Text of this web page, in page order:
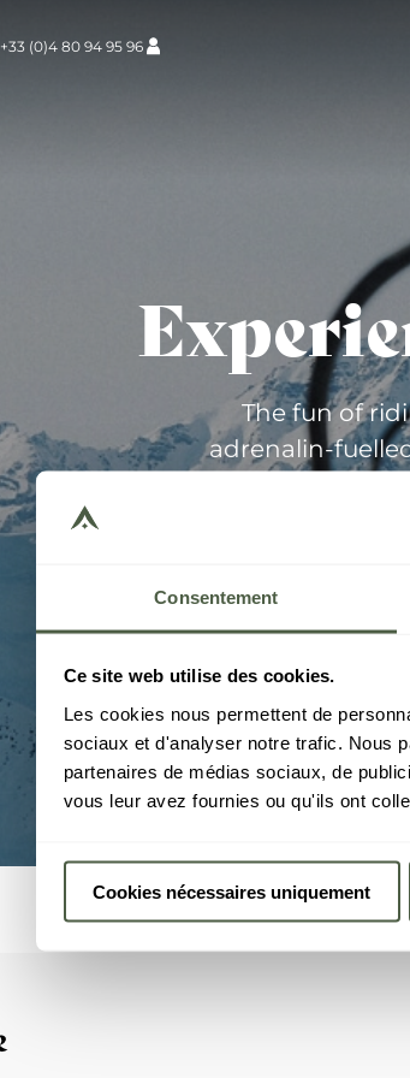
Consentement
Ce site web utilise des cookies.
Les cookies nous permettent de
sociaux et d'analyser notre trafic. Nous
partenaires de médias sociaux, de
vous leur avez fournies ou qu'ils ont
Cookies nécessaires uniquement
+33 (0)4 80 94 95 96
The fun of
adrenalin-